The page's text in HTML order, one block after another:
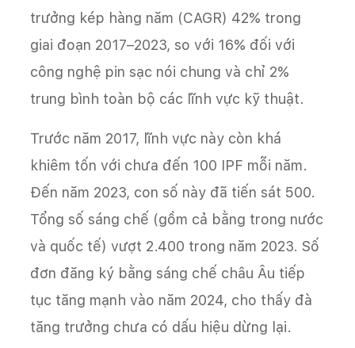
trưởng kép hàng năm (CAGR) 42% trong
giai đoạn 2017–2023, so với 16% đối với
công nghệ pin sạc nói chung và chỉ 2%
trung bình toàn bộ các lĩnh vực kỹ thuật.
Trước năm 2017, lĩnh vực này còn khá
khiêm tốn với chưa đến 100 IPF mỗi năm.
Đến năm 2023, con số này đã tiến sát 500.
Tổng số sáng chế (gồm cả bằng trong nước
và quốc tế) vượt 2.400 trong năm 2023. Số
đơn đăng ký bằng sáng chế châu Âu tiếp
tục tăng mạnh vào năm 2024, cho thấy đà
tăng trưởng chưa có dấu hiệu dừng lại.